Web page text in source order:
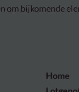
om bijkomende
Home